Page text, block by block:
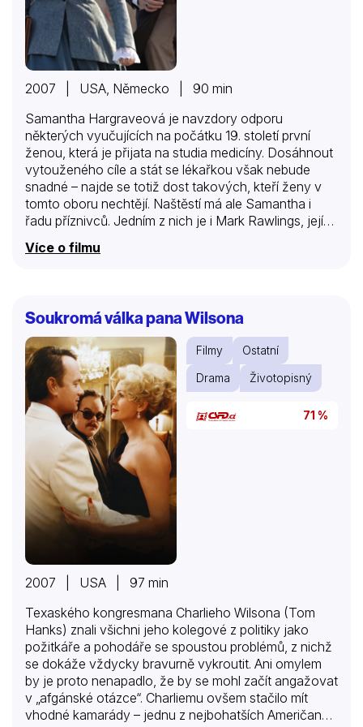
2007 | USA, Německo | 90 min
Samantha Hargraveová je navzdory odporu
některých vyučujících na počátku 19. století první
ženou, která je přijata na studia medicíny. Dosáhnout
vytouženého cíle a stát se lékařkou však nebude
snadné – najde se totiž dost takových, kteří ženy v
tomto oboru nechtějí. Naštěstí má ale Samantha i
řadu příznivců. Jedním z nich je i Mark Rawlings, její
spolužák a velká láska…
Více o filmu
Soukromá válka pana Wilsona
Filmy
Ostatní
Drama
Životopisný
71 %
2007 | USA | 97 min
Texaského kongresmana Charlieho Wilsona (Tom
Hanks) znali všichni jeho kolegové z politiky jako
požitkáře a pohodáře se spoustou problémů, z nichž
se dokáže vždycky bravurně vykroutit. Ani omylem
by je proto nenapadlo, že by se mohl začít angažovat
v „afgánské otázce“. Charliemu ovšem stačilo mít
vhodné kamarády – jednu z nejbohatších Američanek